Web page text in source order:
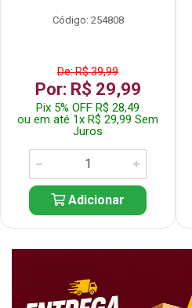
Código: 254808
De: R$ 39,99
Por: R$ 29,99
Pix 5% OFF R$ 28,49
ou em até 1x R$ 29,99 Sem
Juros
Adicionar